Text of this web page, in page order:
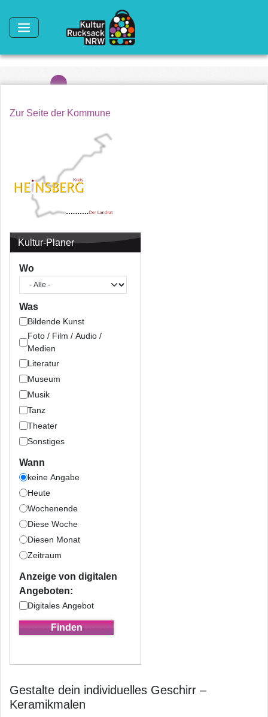
Zur Seite der Kommune
Kultur-Planer
Wo
Was
Bildende Kunst
Foto / Film / Audio /
Medien
Literatur
Museum
Musik
Tanz
Theater
Sonstiges
Wann
keine Angabe
Heute
Wochenende
Diese Woche
Diesen Monat
Zeitraum
Anzeige von digitalen
Angeboten:
Digitales Angebot
Gestalte dein individuelles Geschirr –
Keramikmalen